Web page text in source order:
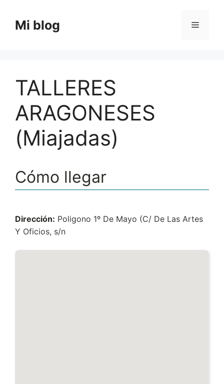
contenido
Mi blog Menú
TALLERES
ARAGONESES
(Miajadas)
Cómo llegar
Dirección: Poligono 1º De Mayo (C/ De Las Artes
Y Oficios, s/n